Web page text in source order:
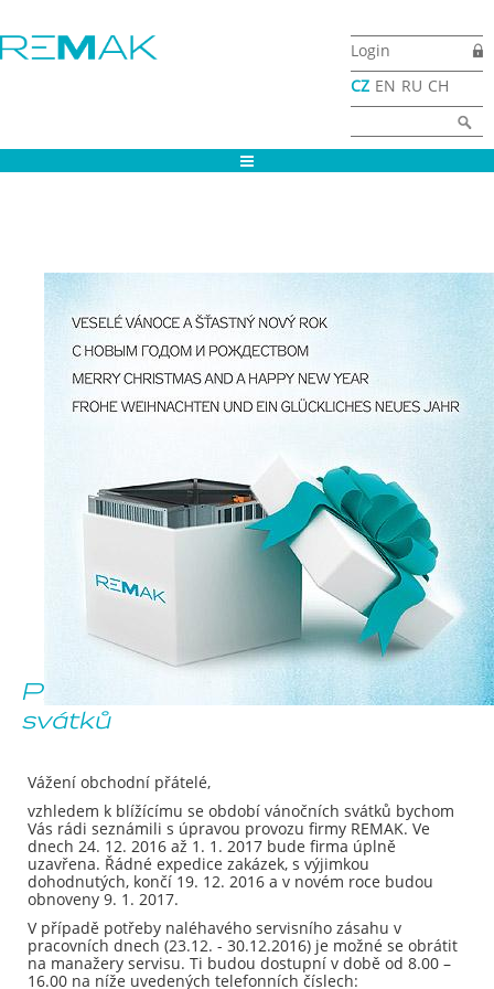
Login
CZ EN RU CH
Provoz v období vánočních
svátků
Vážení obchodní přátelé,
vzhledem k blížícímu se období vánočních svátků bychom
Vás rádi seznámili s úpravou provozu firmy REMAK. Ve
dnech 24. 12. 2016 až 1. 1. 2017 bude firma úplně
uzavřena. Řádné expedice zakázek, s výjimkou
dohodnutých, končí 19. 12. 2016 a v novém roce budou
obnoveny 9. 1. 2017.
V případě potřeby naléhavého servisního zásahu v
pracovních dnech (23.12. - 30.12.2016) je možné se obrátit
na manažery servisu. Ti budou dostupní v době od 8.00 –
16.00 na níže uvedených telefonních číslech: